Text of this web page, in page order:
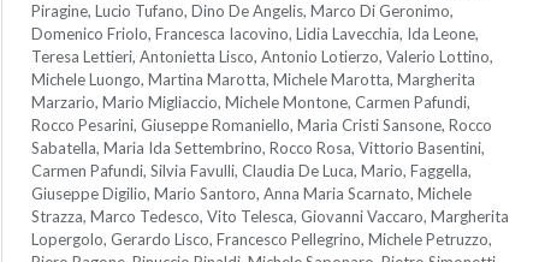
Piragine, Lucio Tufano, Dino De Angelis, Marco Di Geronimo,
Domenico Friolo, Francesca Iacovino, Lidia Lavecchia, Ida Leone,
Teresa Lettieri, Antonietta Lisco, Antonio Lotierzo, Valerio Lottino,
Michele Luongo, Martina Marotta, Michele Marotta, Margherita
Marzario, Mario Migliaccio, Michele Montone, Carmen Pafundi,
Rocco Pesarini, Giuseppe Romaniello, Maria Cristi Sansone, Rocco
Sabatella, Maria Ida Settembrino, Rocco Rosa, Vittorio Basentini,
Carmen Pafundi, Silvia Favulli, Claudia De Luca, Mario, Faggella,
Giuseppe Digilio, Mario Santoro, Anna Maria Scarnato, Michele
Strazza, Marco Tedesco, Vito Telesca, Giovanni Vaccaro, Margherita
Lopergolo, Gerardo Lisco, Francesco Pellegrino, Michele Petruzzo,